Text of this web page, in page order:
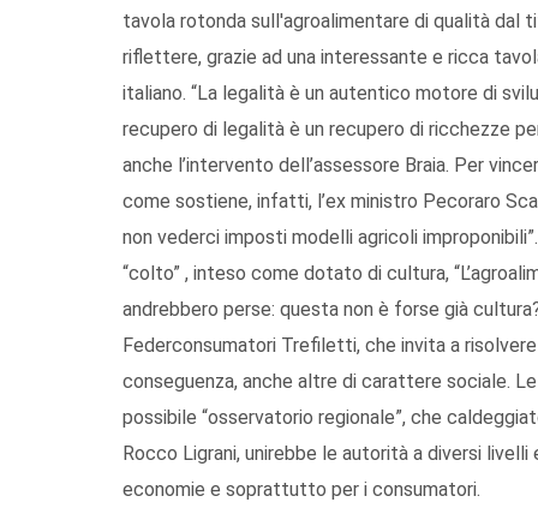
tavola rotonda sull'agroalimentare di qualità dal
riflettere, grazie ad una interessante e ricca
italiano. “La legalità è un autentico motore di
recupero di legalità è un recupero di ricchezze
anche l’intervento dell’assessore Braia. Per
come sostiene, infatti, l’ex ministro Pecoraro
non vederci imposti modelli agricoli
“colto” , inteso come dotato di cultura,
andrebbero perse: questa non è forse già
Federconsumatori Trefiletti, che invita a
conseguenza, anche altre di carattere sociale.
possibile “osservatorio regionale”, che
Rocco Ligrani, unirebbe le autorità a diversi
economie e soprattutto per i consumatori.